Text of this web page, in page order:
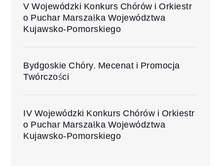
V Wojewódzki Konkurs Chórów i Orkiestr
o Puchar Marszałka Województwa
Kujawsko-Pomorskiego
Bydgoskie Chóry. Mecenat i Promocja
Twórczości
IV Wojewódzki Konkurs Chórów i Orkiestr
o Puchar Marszałka Województwa
Kujawsko-Pomorskiego